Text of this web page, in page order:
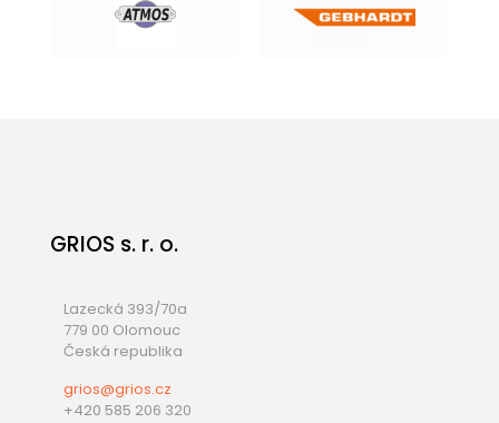
GRIOS s. r. o.
Lazecká 393/70a
779 00 Olomouc
Česká republika
grios@grios.cz
+420 585 206 320